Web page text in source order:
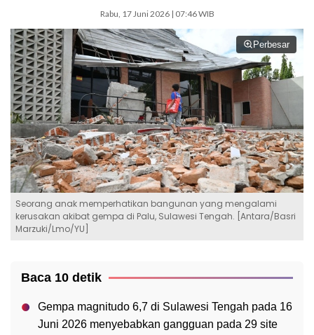
Rabu, 17 Juni 2026 | 07:46 WIB
Perbesar
Seorang anak memperhatikan bangunan yang mengalami
kerusakan akibat gempa di Palu, Sulawesi Tengah. [Antara/Basri
Marzuki/Lmo/YU]
Baca 10 detik
Gempa magnitudo 6,7 di Sulawesi Tengah pada 16
Juni 2026 menyebabkan gangguan pada 29 site